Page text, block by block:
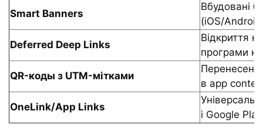
Smart Banners
Вбудовані
(iOS/
Deferred Deep Links
Відкриття
програми
QR-коды з UTM-мітками
в app
OneLink/App Links
і Google Play